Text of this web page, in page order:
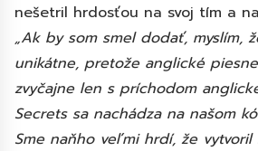
nešetril hrdosťou na svoj tím a
„Ak by som smel dodať, myslím,
unikátne, pretože anglické
zvyčajne len s príchodom
Secrets sa nachádza na našom
Sme naňho veľmi hrdí, že